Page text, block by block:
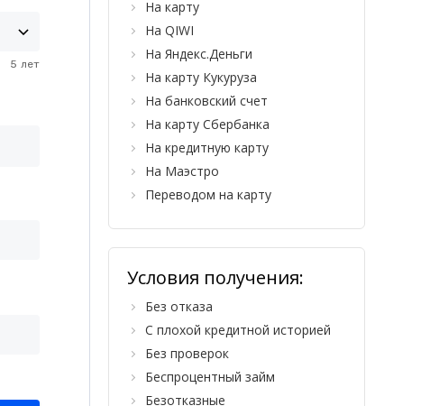
На карту
На QIWI
На Яндекс.Деньги
На карту Кукуруза
На банковский счет
На карту Сбербанка
На кредитную карту
На Маэстро
Переводом на карту
Условия получения:
Без отказа
С плохой кредитной историей
Без проверок
Беспроцентный займ
Безотказные